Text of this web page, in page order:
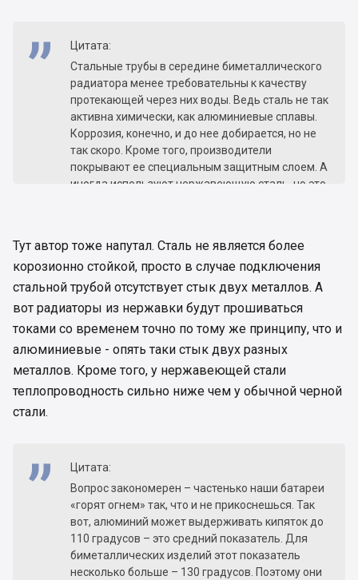
Цитата:
Стальные трубы в середине биметаллического
радиатора менее требовательны к качеству
протекающей через них воды. Ведь сталь не так
активна химически, как алюминиевые сплавы.
Коррозия, конечно, и до нее добирается, но не
так скоро. Кроме того, производители
покрывают ее специальным защитным слоем. А
иногда используют нержавеющую сталь, но это
Единственная опасность – попадание в эту
воду кислорода. Вот тогда сталь начнет
ржаветь, причем весьма быстро.
Тут автор тоже напутал. Сталь не является более
корозионно стойкой, просто в случае подключения
стальной трубой отсутствует стык двух металлов. А
вот радиаторы из нержавки будут прошиваться
токами со временем точно по тому же принципу, что и
алюминиевые - опять таки стык двух разных
металлов. Кроме того, у нержавеющей стали
теплопроводность сильно ниже чем у обычной черной
стали.
Цитата:
Вопрос закономерен – частенько наши батареи
«горят огнем» так, что и не прикоснешься. Так
вот, алюминий может выдерживать кипяток до
110 градусов – это средний показатель. Для
биметаллических изделий этот показатель
несколько больше – 130 градусов. Поэтому они